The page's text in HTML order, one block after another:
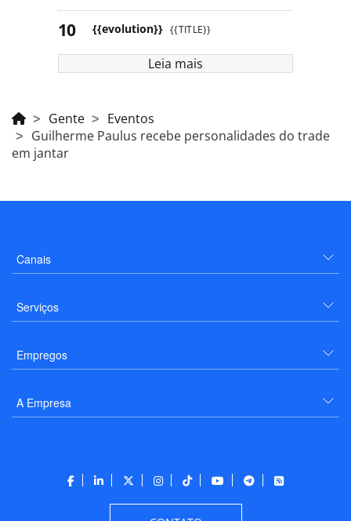
{{evolution}} {{TITLE}}
Leia mais
Gente
Eventos
Guilherme Paulus recebe personalidades do trade
em jantar
Canais
Serviços
Empregos
A Empresa